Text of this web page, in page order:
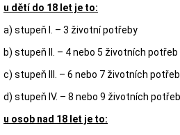
u dětí do 18 let je to:
a) stupeň I. – 3 životní potřeby
b) stupeň II. – 4 nebo 5 životních potřeb
c) stupeň III. – 6 nebo 7 životních potřeb
d) stupeň IV. – 8 nebo 9 životních potřeb
u osob nad 18 let je to: